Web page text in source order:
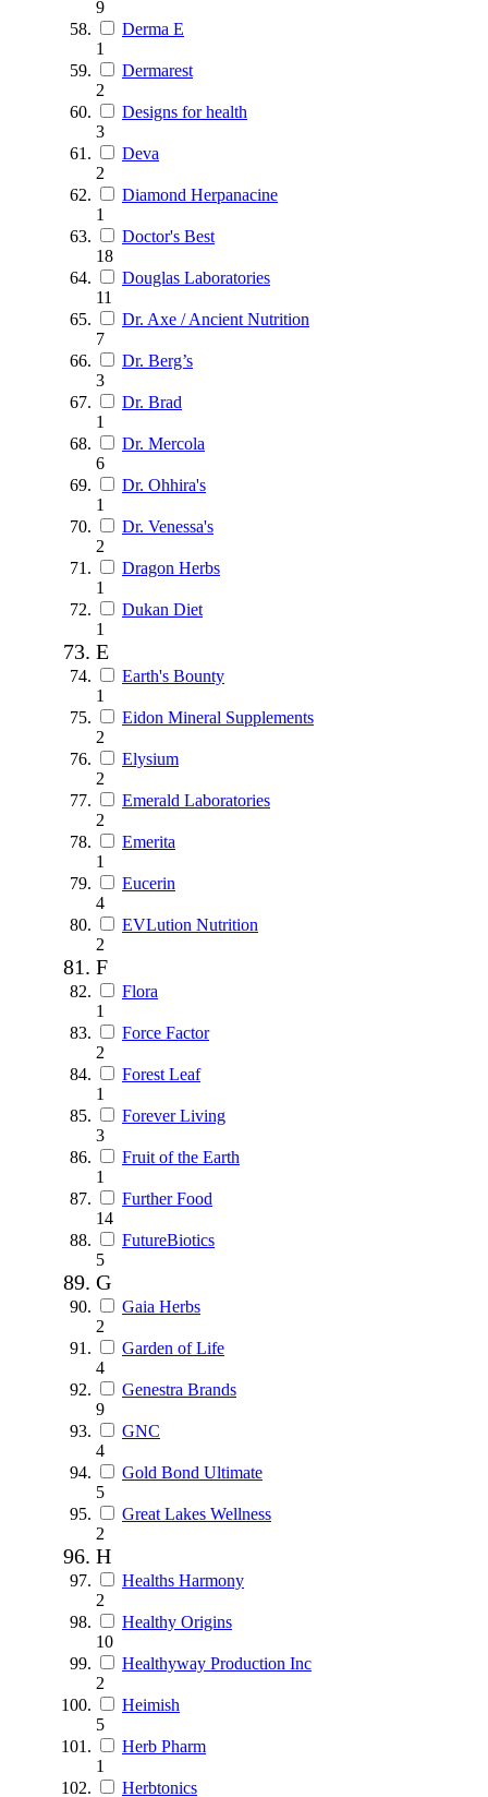
9
Derma E
1
Dermarest
2
Designs for health
3
Deva
2
Diamond Herpanacine
1
Doctor's Best
18
Douglas Laboratories
11
Dr. Axe / Ancient Nutrition
7
Dr. Berg’s
3
Dr. Brad
1
Dr. Mercola
6
Dr. Ohhira's
1
Dr. Venessa's
2
Dragon Herbs
1
Dukan Diet
1
E
Earth's Bounty
1
Eidon Mineral Supplements
2
Elysium
2
Emerald Laboratories
2
Emerita
1
Eucerin
4
EVLution Nutrition
2
F
Flora
1
Force Factor
2
Forest Leaf
1
Forever Living
3
Fruit of the Earth
1
Further Food
14
FutureBiotics
5
G
Gaia Herbs
2
Garden of Life
4
Genestra Brands
9
GNC
4
Gold Bond Ultimate
5
Great Lakes Wellness
2
H
Healths Harmony
2
Healthy Origins
10
Healthyway Production Inc
2
Heimish
5
Herb Pharm
1
Herbtonics